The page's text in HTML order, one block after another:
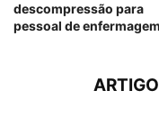
descompressão para
pessoal de enfermagem